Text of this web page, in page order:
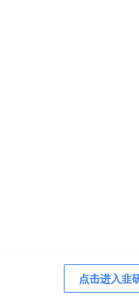
点击进入韭